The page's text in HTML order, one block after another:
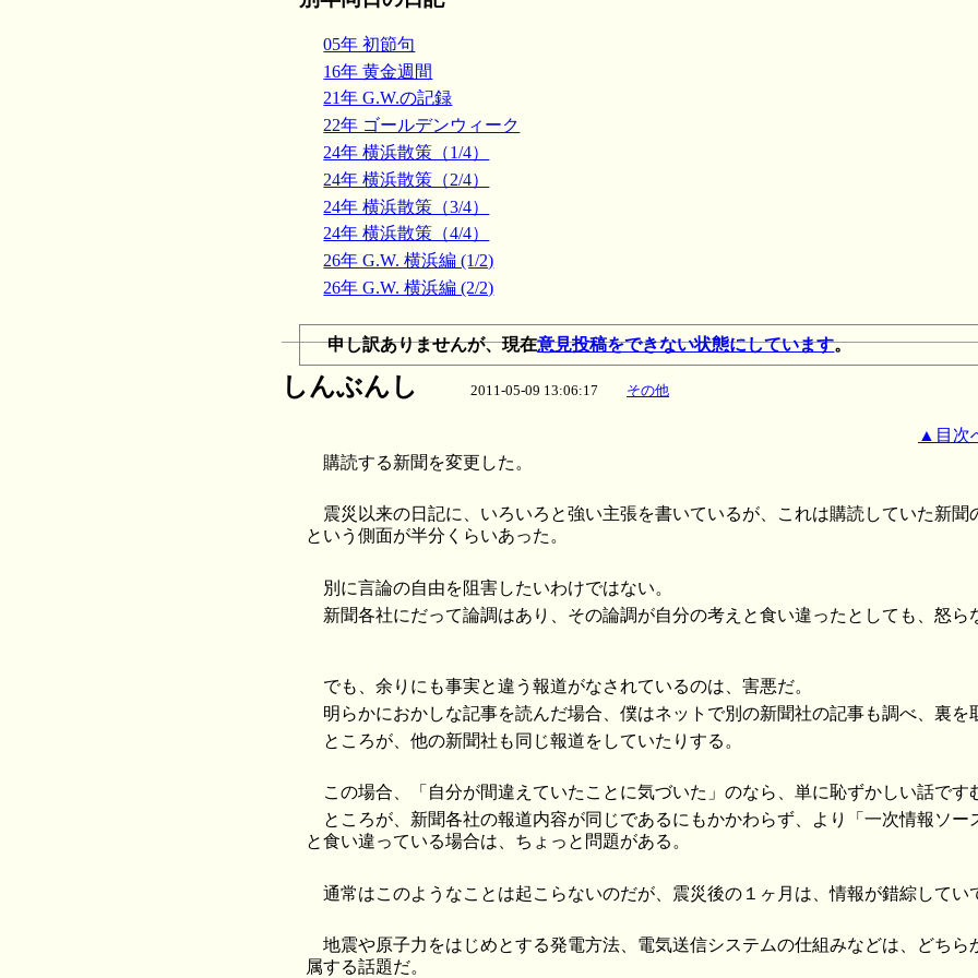
05年 初節句
16年 黄金週間
21年 G.W.の記録
22年 ゴールデンウィーク
24年 横浜散策（1/4）
24年 横浜散策（2/4）
24年 横浜散策（3/4）
24年 横浜散策（4/4）
26年 G.W. 横浜編 (1/2)
26年 G.W. 横浜編 (2/2)
申し訳ありませんが、現在意見投稿をできない状態にしています。
しんぶんし 2011-05-09 13:06:17 その他
▲目次
購読する新聞を変更した。
震災以来の日記に、いろいろと強い主張を書いているが、これは購読していた新聞
という側面が半分くらいあった。
別に言論の自由を阻害したいわけではない。
新聞各社にだって論調はあり、その論調が自分の考えと食い違ったとしても、怒ら
でも、余りにも事実と違う報道がなされているのは、害悪だ。
明らかにおかしな記事を読んだ場合、僕はネットで別の新聞社の記事も調べ、裏を
ところが、他の新聞社も同じ報道をしていたりする。
この場合、「自分が間違えていたことに気づいた」のなら、単に恥ずかしい話です
ところが、新聞各社の報道内容が同じであるにもかかわらず、より「一次情報ソー
と食い違っている場合は、ちょっと問題がある。
通常はこのようなことは起こらないのだが、震災後の１ヶ月は、情報が錯綜してい
地震や原子力をはじめとする発電方法、電気送信システムの仕組みなどは、どちら
属する話題だ。